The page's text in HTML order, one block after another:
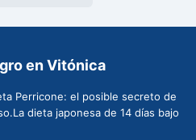
en Vitónica
Perricone: el posible secreto de
dieta japonesa de 14 días bajo